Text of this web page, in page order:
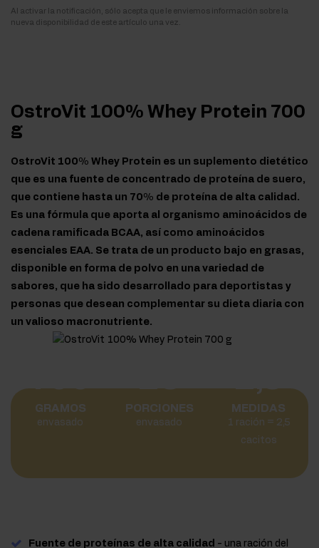
Al activar la notificación, sólo acepta que le enviemos información sobre la
nueva disponibilidad de este artículo una vez.
OstroVit 100% Whey Protein 700
g
OstroVit 100% Whey Protein es un suplemento dietético
que es una fuente de concentrado de proteína de suero,
que contiene hasta un 70% de proteína de alta calidad.
Es una fórmula que aporta al organismo aminoácidos de
cadena ramificada BCAA, así como aminoácidos
esenciales EAA. Se trata de un producto bajo en grasas,
disponible en forma de polvo en una variedad de
sabores, que ha sido desarrollado para deportistas y
personas que desean complementar su dieta diaria con
un valioso macronutriente.
700
GRAMOS
envasado
23
PORCIONES
envasado
2,5
MEDIDAS
1 ración = 2,5
cacitos
Fuente de proteínas de alta calidad - una ración del